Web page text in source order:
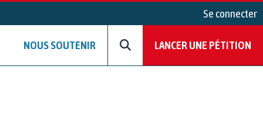
Se connecter
NOUS SOUTENIR LANCER UNE PÉTITION